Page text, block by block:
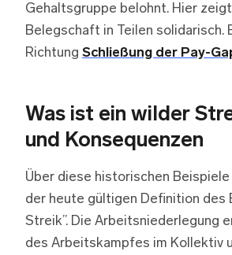
Gehaltsgruppe belohnt. Hier
Belegschaft in Teilen solidarisch.
Richtung Schließung der Pay-
Was ist ein wilder
und Konsequenzen
Über diese historischen Beispiele
der heute gültigen Definition des
Streik”. Die Arbeitsniederlegung
des Arbeitskampfes im Kollektiv